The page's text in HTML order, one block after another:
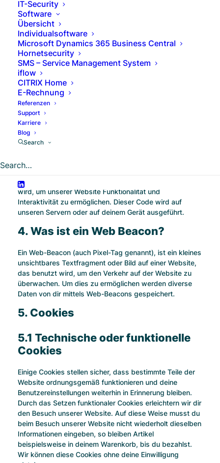
IT-Security
Software
Übersicht
Individualsoftware
Microsoft Dynamics 365 Business Central
Hornetsecurity
SMS – Service Management System
iflow
CITRIX Home
E-Rechnung
Referenzen
Support
Karriere
Blog
Search
unter „Cookies“ zusammengefasst). Cookies werden
außerdem von uns beauftragten Drittparteien platziert.
In dem unten stehendem Dokument informieren wir dich
über die Verwendung von Cookies auf unserer Website.
2. Was sind Cookies?
Ein Cookie ist eine einfache kleine Datei, die gemeinsam
mit den Seiten einer Internetadresse versendet und vom
Webbrowser auf dem PC oder einem anderen Gerät
gespeichert werden kann. Die darin gespeicherten
Informationen können während folgender Besuche zu
unseren oder den Servern relevanter Drittanbieter
gesendet werden.
3. Was sind Skripte?
Ein Script ist ein Stück Programmcode, das benutzt
wird, um unserer Website Funktionalität und
Interaktivität zu ermöglichen. Dieser Code wird auf
unseren Servern oder auf deinem Gerät ausgeführt.
4. Was ist ein Web Beacon?
Ein Web-Beacon (auch Pixel-Tag genannt), ist ein kleines
unsichtbares Textfragment oder Bild auf einer Website,
das benutzt wird, um den Verkehr auf der Website zu
überwachen. Um dies zu ermöglichen werden diverse
Daten von dir mittels Web-Beacons gespeichert.
5. Cookies
5.1 Technische oder funktionelle
Cookies
Einige Cookies stellen sicher, dass bestimmte Teile der
Website ordnungsgemäß funktionieren und deine
Benutzereinstellungen weiterhin in Erinnerung bleiben.
Durch das Setzen funktionaler Cookies erleichtern wir dir
den Besuch unserer Website. Auf diese Weise musst du
beim Besuch unserer Website nicht wiederholt dieselben
Informationen eingeben, so bleiben Artikel
beispielsweise in deinem Warenkorb, bis du bezahlst.
Wir können diese Cookies ohne deine Einwilligung